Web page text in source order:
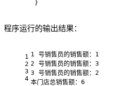
}
程序运行的输出结果：
1
2
3
4
1 号销售员的销售额：1
2 号销售员的销售额：3
3 号销售员的销售额：2
本门店总销售额：6